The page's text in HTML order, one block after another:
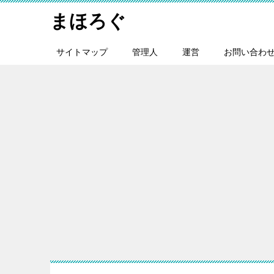
まほろぐ
サイトマップ 管理人 運営 お問い合わ